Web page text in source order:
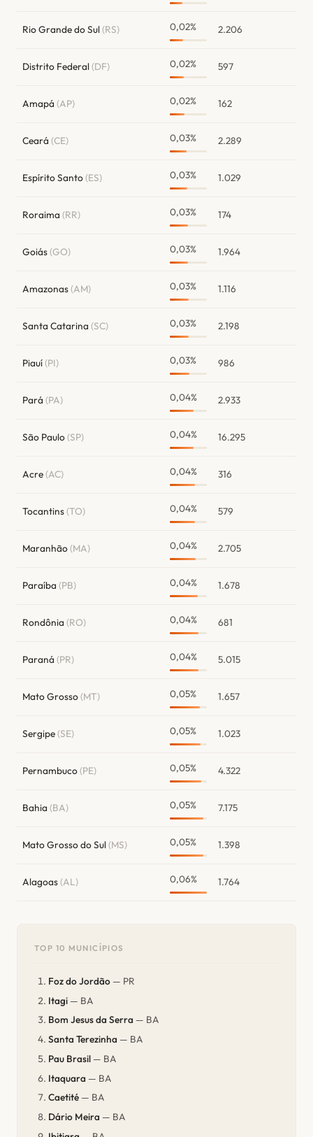
Rio Grande do Sul(RS) 0,02% 2.206
Distrito Federal(DF) 0,02% 597
Amapá (AP) 0,02% 162
Ceará (CE) 0,03% 2.289
Espírito Santo(ES) 0,03% 1.029
Roraima (RR) 0,03% 174
Goiás(GO) 0,03% 1.964
Amazonas(AM) 0,03% 1.116
Santa Catarina (SC) 0,03% 2.198
Piauí(PI) 0,03% 986
Pará (PA) 0,04% 2.933
São Paulo(SP) 0,04% 16.295
Acre(AC) 0,04% 316
Tocantins(TO) 0,04% 579
Maranhão(MA) 0,04% 2.705
Paraíba (PB) 0,04% 1.678
Rondônia (RO) 0,04% 681
Paraná (PR) 0,04% 5.015
Mato Grosso(MT) 0,05% 1.657
Sergipe(SE) 0,05% 1.023
Pernambuco(PE) 0,05% 4.322
Bahia (BA) 0,05% 7.175
Mato Grosso do Sul(MS) 0,05% 1.398
Alagoas(AL) 0,06% 1.764
TOP 10 MUNICÍPIOS
Foz do Jordão — PR
Itagi — BA
Bom Jesus da Serra — BA
Santa Terezinha — BA
Pau Brasil — BA
Itaquara — BA
Caetité — BA
Dário Meira — BA